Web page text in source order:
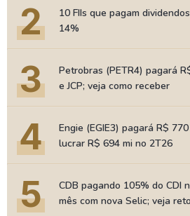
2
10 FIIs que pagam
14%
3
Petrobras (PETR4) pagará
e JCP; veja como receber
4
Engie (EGIE3) pagará R$
lucrar R$ 694 mi no 2T26
5
CDB pagando 105% do CDI
mês com nova Selic; veja